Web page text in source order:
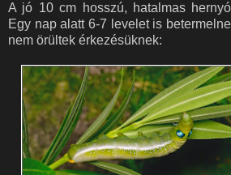
A jó 10 cm hosszú, hatalmas
Egy nap alatt 6-7 levelet is
nem örültek érkezésüknek: